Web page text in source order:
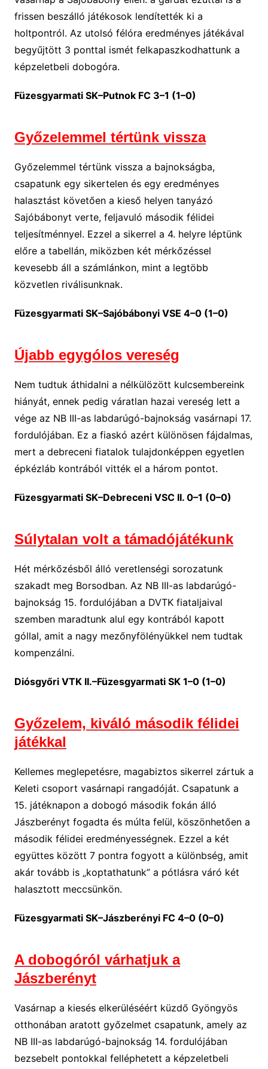
frissen beszálló játékosok lendítették ki a
holtpontról. Az utolsó félóra eredményes játékával
begyűjtött 3 ponttal ismét felkapaszkodhattunk a
képzeletbeli dobogóra.
Füzesgyarmati SK–Putnok FC 3–1 (1–0)
Győzelemmel tértünk vissza
Győzelemmel tértünk vissza a bajnokságba,
csapatunk egy sikertelen és egy eredményes
halasztást követően a kieső helyen tanyázó
Sajóbábonyt verte, feljavuló második félidei
teljesítménnyel. Ezzel a sikerrel a 4. helyre léptünk
előre a tabellán, miközben két mérkőzéssel
kevesebb áll a számlánkon, mint a legtöbb
közvetlen riválisunknak.
Füzesgyarmati SK–Sajóbábonyi VSE 4–0 (1–0)
Újabb egygólos vereség
Nem tudtuk áthidalni a nélkülözött kulcsembereink
hiányát, ennek pedig váratlan hazai vereség lett a
vége az NB III-as labdarúgó-bajnokság vasárnapi 17.
fordulójában. Ez a fiaskó azért különösen fájdalmas,
mert a debreceni fiatalok tulajdonképpen egyetlen
épkézláb kontrából vitték el a három pontot.
Füzesgyarmati SK–Debreceni VSC II. 0–1 (0–0)
Súlytalan volt a támadójátékunk
Hét mérkőzésből álló veretlenségi sorozatunk
szakadt meg Borsodban. Az NB III-as labdarúgó-
bajnokság 15. fordulójában a DVTK fiataljaival
szemben maradtunk alul egy kontrából kapott
góllal, amit a nagy mezőnyfölényükkel nem tudtak
kompenzálni.
Diósgyőri VTK II.–Füzesgyarmati SK 1–0 (1–0)
Győzelem, kiváló második félidei
játékkal
Kellemes meglepetésre, magabiztos sikerrel zártuk a
Keleti csoport vasárnapi rangadóját. Csapatunk a
15. játéknapon a dobogó második fokán álló
Jászberényt fogadta és múlta felül, köszönhetően a
második félidei eredményességnek. Ezzel a két
együttes között 7 pontra fogyott a különbség, amit
akár tovább is „koptathatunk” a pótlásra váró két
halasztott meccsünkön.
Füzesgyarmati SK–Jászberényi FC 4–0 (0–0)
A dobogóról várhatjuk a
Jászberényt
Vasárnap a kiesés elkerüléséért küzdő Gyöngyös
otthonában aratott győzelmet csapatunk, amely az
NB III-as labdarúgó-bajnokság 14. fordulójában
bezsebelt pontokkal felléphetett a képzeletbeli